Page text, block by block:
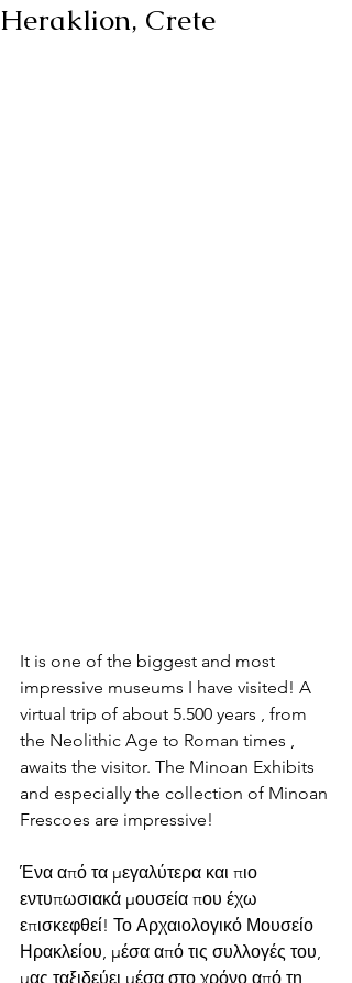
Heraklion, Crete
It is one of the biggest and most
impressive museums I have visited! A
virtual trip of about 5.500 years , from
the Neolithic Age to Roman times ,
awaits the visitor. The Minoan Exhibits
and especially the collection of Minoan
Frescoes are impressive!
Ένα από τα μεγαλύτερα και πιο
εντυπωσιακά μουσεία που έχω
επισκεφθεί! Το Αρχαιολογικό Μουσείο
Ηρακλείου, μέσα από τις συλλογές του,
μας ταξιδεύει μέσα στο χρόνο από τη